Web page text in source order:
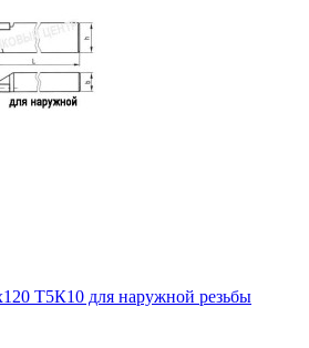
Т5К10 для наружной резьбы